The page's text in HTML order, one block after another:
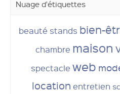
Nuage d'étiquettes
beauté stands bien-
chambre maison
spectacle web
location entretien